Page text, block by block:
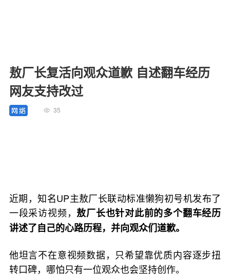
敖厂长复活向观众道歉 自述翻车经历
网友支持改过
35
近期，知名UP主敖厂长联动标准懒狗初号机发布了
一段采访视频， 敖厂长也针对此前的多个翻车经历
讲述了自己的心路历程，并向观众们道歉。
他坦言不在意视频数据，只希望靠优质内容逐步扭
转口碑，哪怕只有一位观众也会坚持创作。